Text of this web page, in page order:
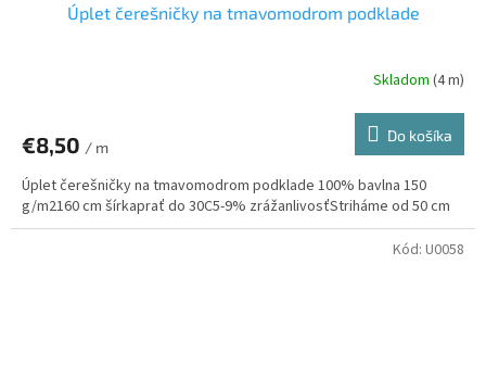
Úplet čerešničky na tmavomodrom podklade
Skladom (4 m)
€8,50 / m
Do košíka
Úplet čerešničky na tmavomodrom podklade 100% bavlna 150
g/m2160 cm šírkaprať do 30C5-9% zrážanlivosťStriháme od 50 cm
Kód: U0058